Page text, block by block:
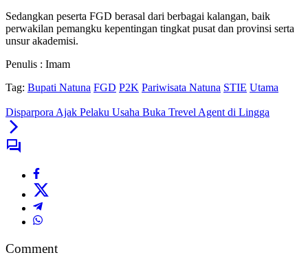
Sedangkan peserta FGD berasal dari berbagai kalangan, baik
perwakilan pemangku kepentingan tingkat pusat dan provinsi serta
unsur akademisi.
Penulis : Imam
Tag: Bupati Natuna FGD P2K Pariwisata Natuna STIE Utama
Disparpora Ajak Pelaku Usaha Buka Trevel Agent di Lingga
Comment